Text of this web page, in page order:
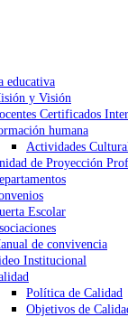
educativa
y Visión
Certificados
humana
Actividades
de Proyección
Escolar
de convivencia
Institucional
Política de Calidad
Objetivos de